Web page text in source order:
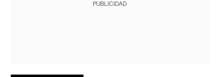
PUBLICIDAD